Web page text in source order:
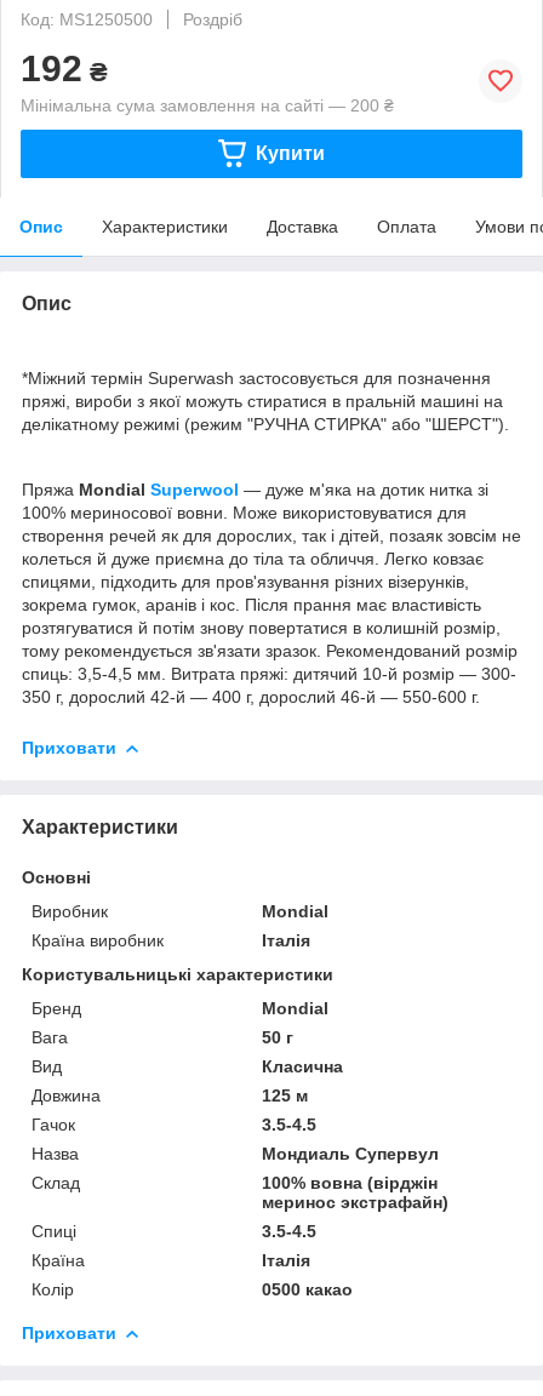
Код: MS1250500
Роздріб
192 ₴
Мінімальна сума замовлення на сайті — 200 ₴
Купити
Опис Характеристики Доставка Оплата Умови
Опис
*Міжний термін Superwash застосовується для позначення
пряжі, вироби з якої можуть стиратися в пральній машині на
делікатному режимі (режим "РУЧНА СТИРКА" або "ШЕРСТ").
Пряжа Mondial Superwool — дуже м'яка на дотик нитка зі
100% мериносової вовни. Може використовуватися для
створення речей як для дорослих, так і дітей, позаяк зовсім не
колеться й дуже приємна до тіла та обличчя. Легко ковзає
спицями, підходить для пров'язування різних візерунків,
зокрема гумок, аранів і кос. Після прання має властивість
розтягуватися й потім знову повертатися в колишній розмір,
тому рекомендується зв'язати зразок. Рекомендований розмір
спиць: 3,5-4,5 мм. Витрата пряжі: дитячий 10-й розмір — 300-
350 г, дорослий 42-й — 400 г, дорослий 46-й — 550-600 г.
Приховати
Характеристики
Основні
Виробник
Mondial
Країна виробник
Італія
Користувальницькі характеристики
Бренд
Mondial
Вага
50 г
Вид
Класична
Довжина
125 м
Гачок
3.5-4.5
Назва
Мондиаль Супервул
Склад
100% вовна (вірджін
меринос экстрафайн)
Спиці
3.5-4.5
Країна
Італія
Колір
0500 какао
Приховати